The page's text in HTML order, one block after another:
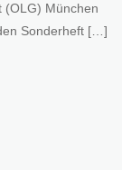
(OLG) München
Sonderheft […]